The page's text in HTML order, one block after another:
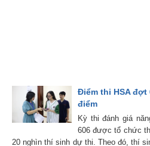
Điểm thi HSA đợt
điểm
Kỳ thi đánh giá
606 được tổ chức
20 nghìn thí sinh dự thi. Theo đó, thí